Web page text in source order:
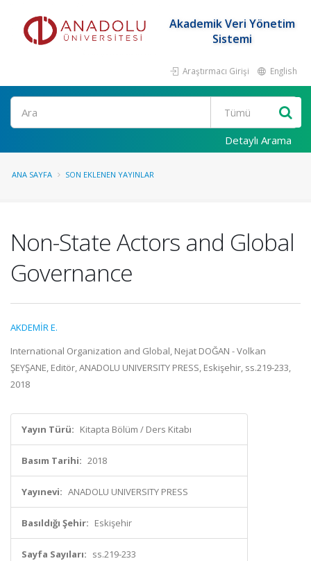
Akademik Veri Yönetim
Sistemi
Araştırmacı Girişi English
Ara
Detaylı Arama
ANA SAYFA SON EKLENEN YAYINLAR
Non-State Actors and Global
Governance
AKDEMİR E.
International Organization and Global, Nejat DOĞAN - Volkan
ŞEYŞANE, Editör, ANADOLU UNIVERSITY PRESS, Eskişehir, ss.219-233,
2018
Yayın Türü: Kitapta Bölüm / Ders Kitabı
Basım Tarihi: 2018
Yayınevi: ANADOLU UNIVERSITY PRESS
Basıldığı Şehir: Eskişehir
Sayfa Sayıları: ss.219-233